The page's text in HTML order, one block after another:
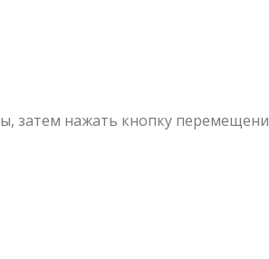
затем нажать кнопку